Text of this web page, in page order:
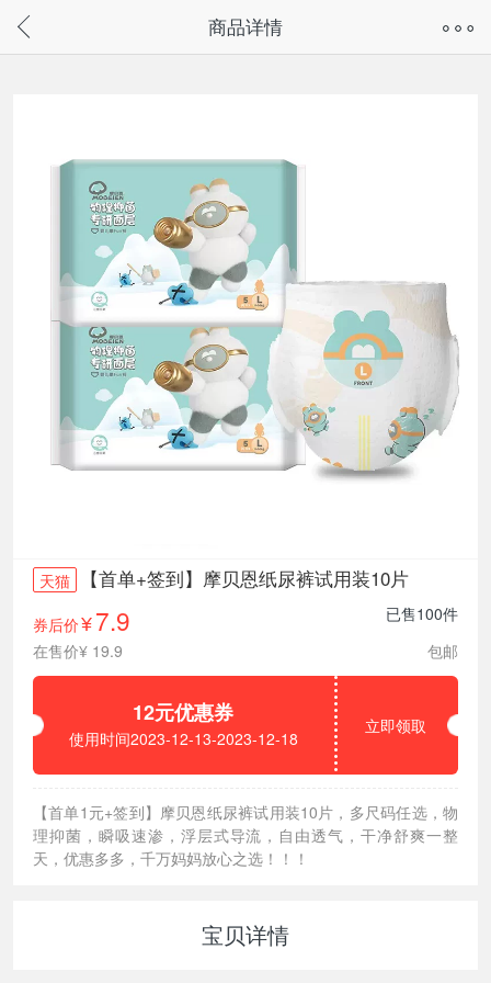
请通过微信或支付宝搜“奇兔客小程序”访问
商品详情
天猫 【首单+签到】摩贝恩纸尿裤试用装10片
券后价¥ 7.9
已售100件
在售价¥ 19.9
包邮
12元优惠券
使用时间2023-12-13-2023-12-18
立即领取
【首单1元+签到】摩贝恩纸尿裤试用装10片，多尺码任选，物
理抑菌，瞬吸速渗，浮层式导流，自由透气，干净舒爽一整
天，优惠多多，千万妈妈放心之选！！！
宝贝详情